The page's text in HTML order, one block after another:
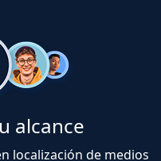
alcance
localización de medios